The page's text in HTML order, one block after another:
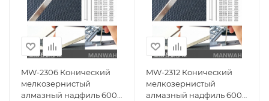
MW-2306 Конический
мелкозернистый
алмазный надфиль 600#
MW-2312 Конический
мелкозернистый
алмазный надфиль 600#